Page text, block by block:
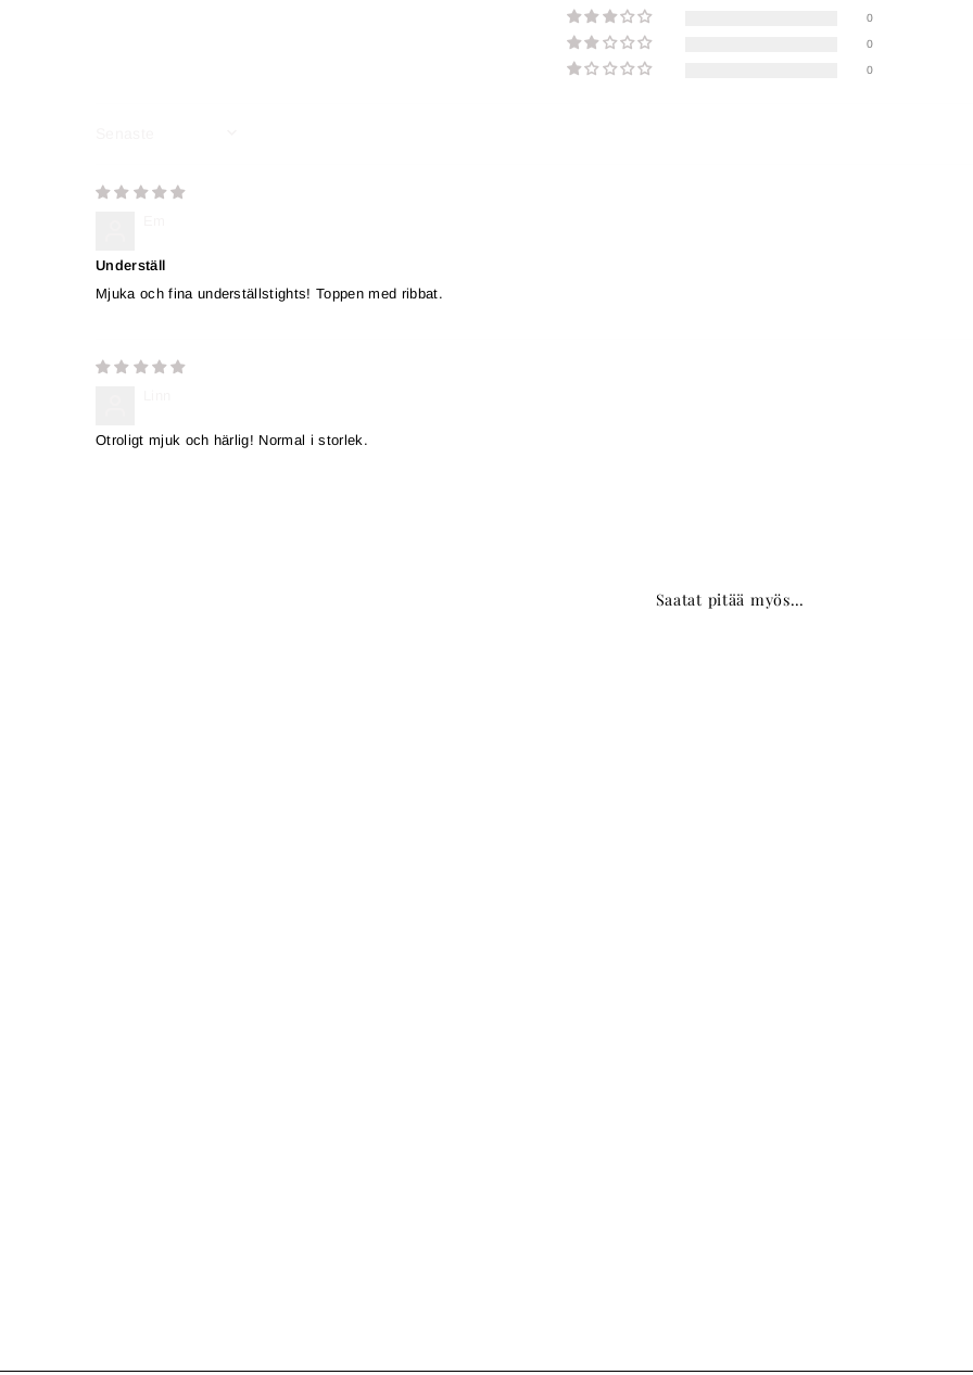
0
0
0
Underställ
Mjuka och fina underställstights! Toppen med ribbat.
Otroligt mjuk och härlig! Normal i storlek.
Saatat pitää myös…